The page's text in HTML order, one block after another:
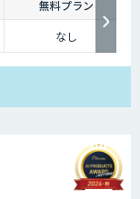
無料プラン
なし